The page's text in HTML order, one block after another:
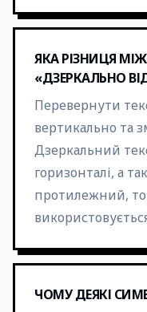
ЯКА РІЗНИЦЯ МІЖ
«ДЗЕРКАЛЬНО
Перевернути
вертикально та
Дзеркальний
горизонталі, а
протилежний,
ЧОМУ ДЕЯКІ